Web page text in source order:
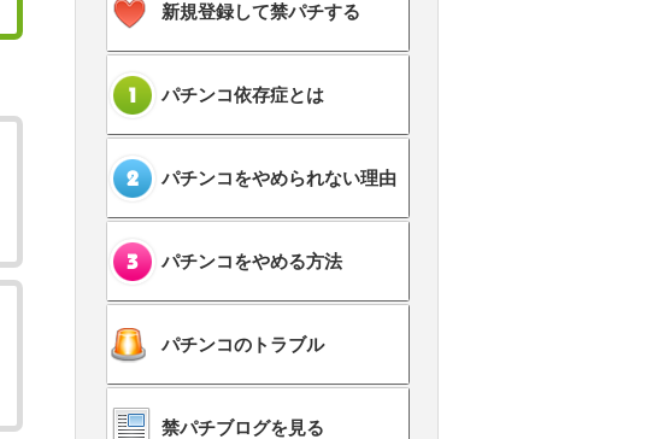
新規登録して禁パチする
パチンコ依存症とは
パチンコをやめられない理由
パチンコをやめる方法
パチンコのトラブル
禁パチブログを見る